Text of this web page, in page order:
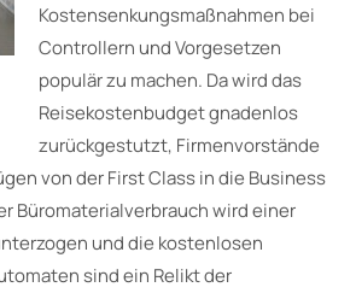
Kostensenkungsmaßnahmen bei
Controllern und Vorgesetzen
populär zu machen. Da wird das
Reisekostenbudget gnadenlos
zurückgestutzt, Firmenvorstände
von der First Class in die Business
Büromaterialverbrauch wird einer
und die kostenlosen
sind ein Relikt der